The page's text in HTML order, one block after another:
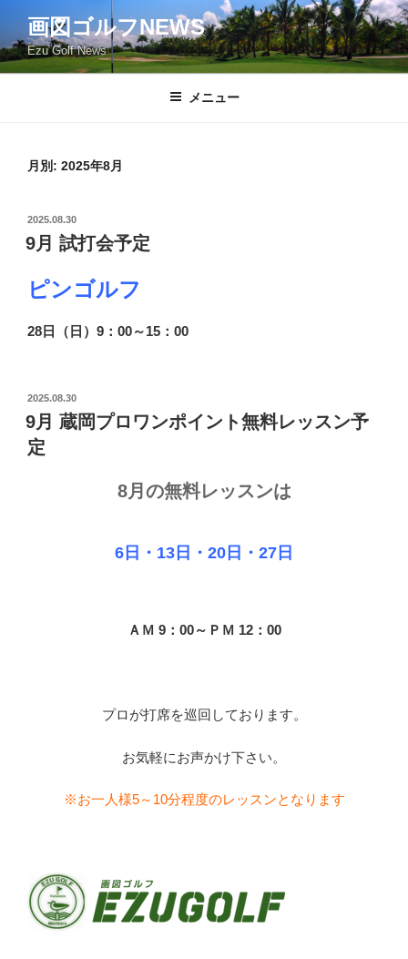
テ
ン
画図ゴルフNEWS
Ezu Golf News
メニュー
月別: 2025年8月
投
稿
日:
2025.08.30
9月 試打会予定
ピンゴルフ
28日（日）9：00～15：00
投
稿
日:
2025.08.30
9月 蔵岡プロワンポイント無料レッスン予
定
8月の無料レッスンは
6 日・13 日・20日・27日
ＡＭ 9：00～ＰＭ 12：00
プロが打席を巡回しております。
お気軽にお声かけ下さい。
※お一人様5～10分程度のレッスンとなります